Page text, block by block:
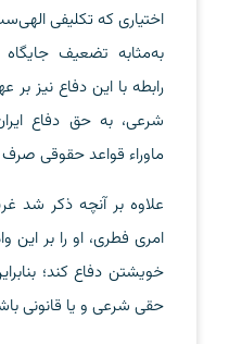
اختیاری که تکلیفی
به‌مثابه تضعیف
رابطه‌ با این دفاع نیز
شرعی، به حق دفاع
ماوراء قواعد حقوقی
علاوه بر آنچه ذکر شد
امری فطری، او را بر این
خویشتن دفاع کند؛
حقی شرعی و یا قانونی